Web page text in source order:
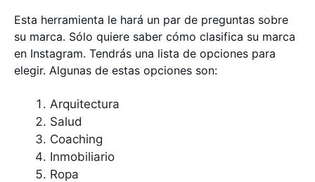
Esta herramienta le hará un par de preguntas sobre
su marca. Sólo quiere saber cómo clasifica su marca
en Instagram. Tendrás una lista de opciones para
elegir. Algunas de estas opciones son:
Arquitectura
Salud
Coaching
Inmobiliario
Ropa